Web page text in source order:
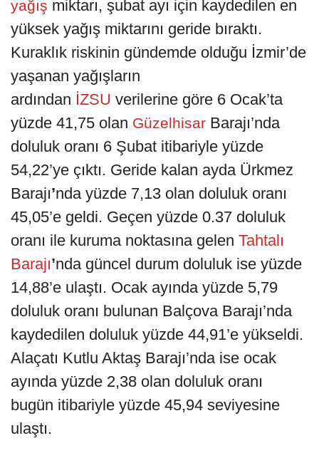
yağış miktarı, şubat ayı için kaydedilen en
yüksek yağış miktarını geride bıraktı.
Kuraklık riskinin gündemde olduğu İzmir’de
yaşanan yağışların
ardından İZSU verilerine göre 6 Ocak’ta
yüzde 41,75 olan Güzelhisar Barajı’nda
doluluk oranı 6 Şubat itibariyle yüzde
54,22’ye çıktı. Geride kalan ayda Ürkmez
Barajı’nda yüzde 7,13 olan doluluk oranı
45,05’e geldi. Geçen yüzde 0.37 doluluk
oranı ile kuruma noktasına gelen Tahtalı
Barajı’nda güncel durum doluluk ise yüzde
14,88’e ulaştı. Ocak ayında yüzde 5,79
doluluk oranı bulunan Balçova Barajı’nda
kaydedilen doluluk yüzde 44,91’e yükseldi.
Alaçatı Kutlu Aktaş Barajı’nda ise ocak
ayında yüzde 2,38 olan doluluk oranı
bugün itibariyle yüzde 45,94 seviyesine
ulaştı.